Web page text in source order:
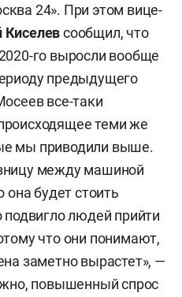
24». При этом вице-
Киселевсообщил, что
го выросли вообще
предыдущего
все-таки
теми же
мы приводили выше.
между машиной
она будет стоить
людей прийти
что они понимают,
заметно вырастет», —
повышенный спрос